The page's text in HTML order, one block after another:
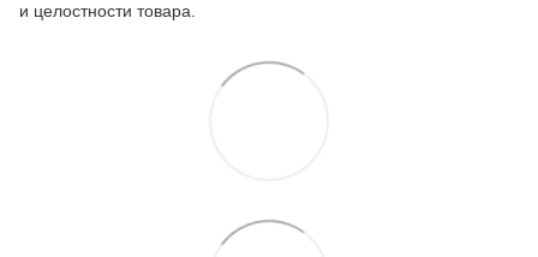
и целостности товара.